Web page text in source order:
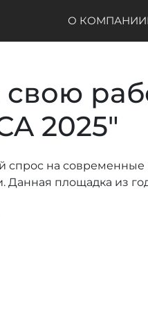
О КОМПАНИИ
2025"
спрос на
площадка из